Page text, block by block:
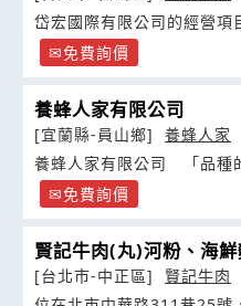
岱宏國際有限公司的經營
免費詢價
養蜂人家有限公司
[宜蘭縣-員山鄉]
養蜂人家
養蜂人家有限公司 「品種
免費詢價
賢記牛肉(丸)河粉、海
[台北市-中正區]
賢記牛肉